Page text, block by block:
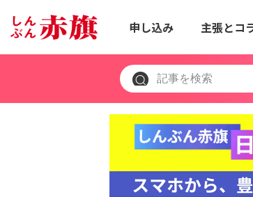
申し込み 主張とコ